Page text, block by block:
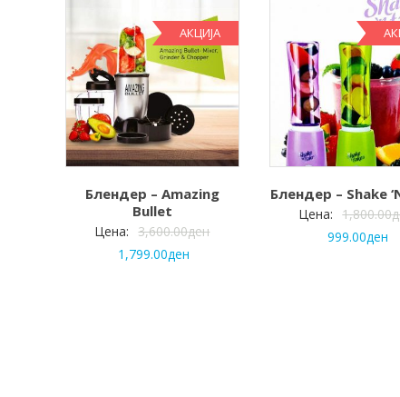
АКЦИЈА
Блендер – Amazing
Bullet
Цена: 3,600.00ден
1,799.00ден
Блендер – Shake
Цена: 1,800.00
999.00ден